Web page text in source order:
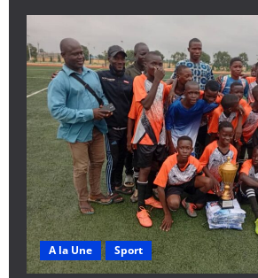
A la Une Sport